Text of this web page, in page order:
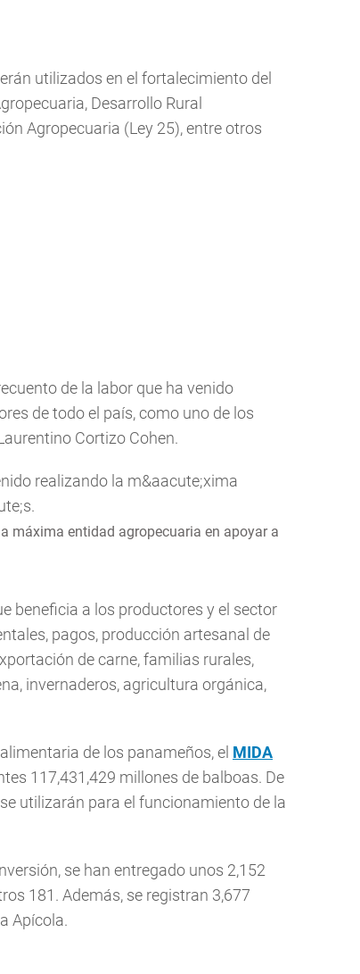
utilizados en el fortalecimiento del
Desarrollo Rural
Agropecuaria (Ley 25), entre otros
de la labor que ha venido
de todo el país, como uno de los
Cortizo Cohen.
máxima entidad agropecuaria en apoyar a
beneficia a los productores y el sector
pagos, producción artesanal de
de carne, familias rurales,
invernaderos, agricultura orgánica,
de los panameños, el MIDA
117,431,429 millones de balboas. De
utilizarán para el funcionamiento de la
se han entregado unos 2,152
181. Además, se registran 3,677
Apícola.